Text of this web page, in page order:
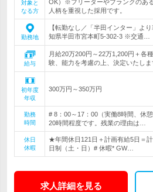
対象と
なる方
OK）※フリーターやブランクのあ
人柄を重視した採用です。
勤務地
【転勤なし／「半田インター」よ
知県半田市宮本町5-302-3 ※交通…
給与
月給20万200円～22万1,200円＋各
験、能力を考慮の上、決定いたし
初年度
年収
300万円～350万円
勤務
時間
# 8：00～17：00（実働8時間、休
20時間程度です。残業の理由は…
休日
休暇
★年間休日121日＋計画有給5日＝
日制（土・日）# 休暇* GW…
求人詳細を見る